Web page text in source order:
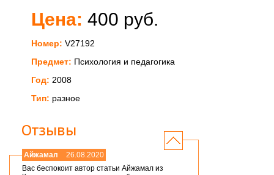
Цена: 400 руб.
Номер: V27192
Предмет: Психология и педагогика
Год: 2008
Тип: разное
Отзывы
Айжамал
26.08.2020
Вас беспокоит автор статьи Айжамал из